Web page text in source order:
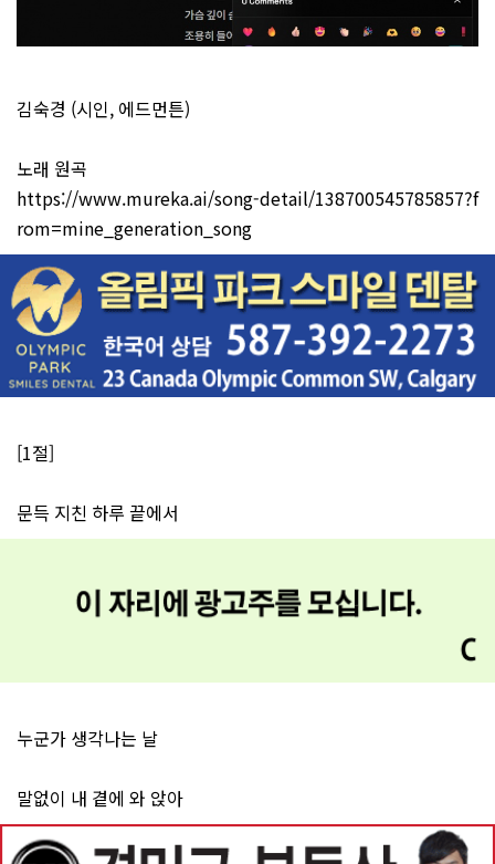
김숙경 (시인, 에드먼튼)
노래 원곡
https://www.mureka.ai/song-detail/138700545785857?f
rom=mine_generation_song
[1절]
문득 지친 하루 끝에서
누군가 생각나는 날
말없이 내 곁에 와 앉아